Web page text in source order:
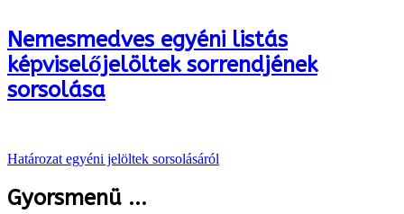
Nemesmedves egyéni listás
képviselőjelöltek sorrendjének
sorsolása
Határozat egyéni jelöltek sorsolásáról
Gyorsmenü ...